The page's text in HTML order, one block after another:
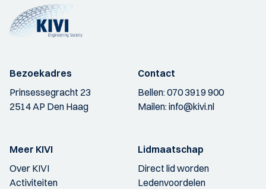
Bezoekadres
Prinsessegracht 23
2514 AP Den Haag
Contact
Bellen:070 3919 900
Mailen:info@kivi.nl
Meer KIVI
Over KIVI
Activiteiten
Lidmaatschap
Direct lid worden
Ledenvoordelen